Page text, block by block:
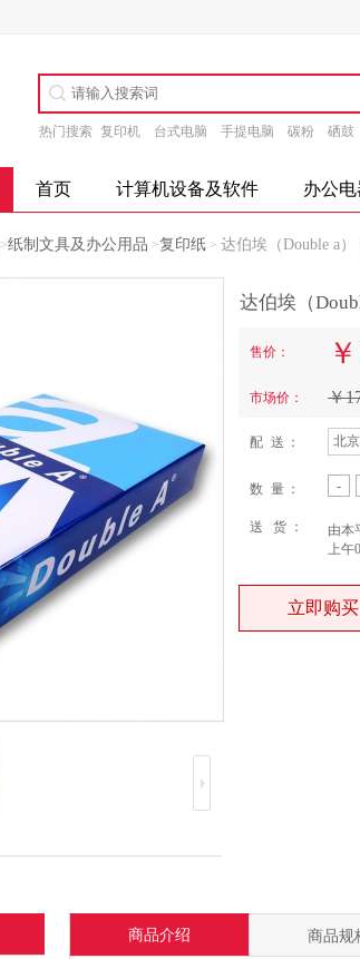
热门搜索 复印机 台式电脑 手提电脑 碳粉 硒鼓
首页 计算机设备及软件 办公电
>纸制文具及办公用品 >复印纸 > 达伯埃（Double a
达伯埃（
售价： ￥
市场价： ￥
配 送 ： 北
数 量 ： -
送 货 ：
由本
上午
立即购买
商品介绍 商品规